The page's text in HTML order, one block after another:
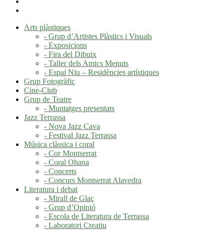
Arts plàstiques
- Grup d’Artistes Plàstics i Visuals
- Exposicions
- Fira del Dibuix
- Taller dels Amics Menuts
- Espai Niu – Residències artístiques
Grup Fotogràfic
Cine-Club
Grup de Teatre
- Muntatges presentats
Jazz Terrassa
- Nova Jazz Cava
- Festival Jazz Terrassa
Música clàssica i coral
- Cor Montserrat
- Coral Ohana
- Concerts
- Concurs Montserrat Alavedra
Literatura i debat
- Mirall de Glaç
- Grup d’Opinió
- Escola de Literatura de Terrassa
- Laboratori Creatiu